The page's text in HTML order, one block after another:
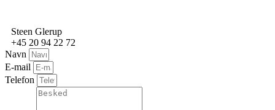
Steen Glerup
+45 20 94 22 72
Navn
E-mail
Telefon